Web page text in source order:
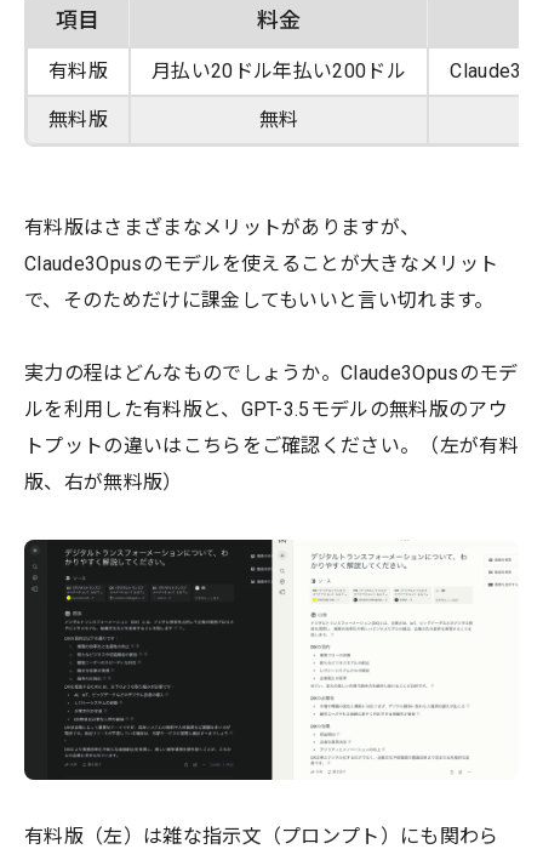
項目 料金
有料版 月払い20ドル年払い200ドル
無料版 無料
有料版はさまざまなメリットがありますが、
Claude3Opusのモデルを使えることが大きなメリット
で、そのためだけに課金してもいいと言い切れます。
実力の程はどんなものでしょうか。Claude3Opusのモデ
ルを利用した有料版と、GPT-3.5モデルの無料版のアウ
トプットの違いはこちらをご確認ください。（左が有料
版、右が無料版）
有料版（左）は雑な指示文（プロンプト）にも関わら